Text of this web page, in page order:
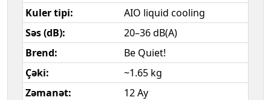
Kuler tipi:
AIO liquid cooling
Səs (dB):
20–36 dB(A)
Brend:
Be Quiet!
Çəki:
~1.65 kg
Zəmanət:
12 Ay